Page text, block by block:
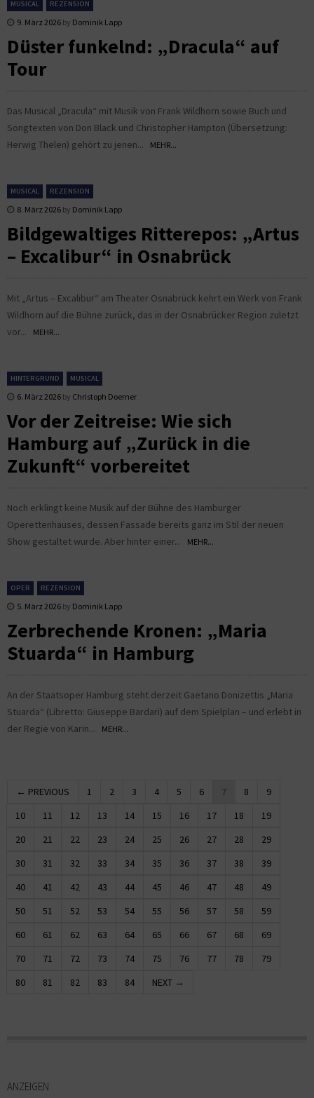
MUSICAL REZENSION
9. März 2026 by Dominik Lapp
Düster funkelnd: „Dracula“ auf
Tour
Das Musical „Dracula“ mit Musik von Frank Wildhorn sowie Buch und
Songtexten von Don Black und Christopher Hampton (Übersetzung:
Herwig Thelen) gehört zu jenen...
MEHR...
MUSICAL REZENSION
8. März 2026 by Dominik Lapp
Bildgewaltiges Ritterepos: „Artus
– Excalibur“ in Osnabrück
Mit „Artus – Excalibur“ am Theater Osnabrück kehrt ein Werk von Frank
Wildhorn auf die Bühne zurück, das in der Osnabrücker Region zuletzt
vor...
MEHR...
HINTERGRUND MUSICAL
6. März 2026 by Christoph Doerner
Vor der Zeitreise: Wie sich
Hamburg auf „Zurück in die
Zukunft“ vorbereitet
Noch erklingt keine Musik auf der Bühne des Hamburger
Operettenhauses, dessen Fassade bereits ganz im Stil der neuen
Show gestaltet wurde. Aber hinter einer...
MEHR...
OPER REZENSION
5. März 2026 by Dominik Lapp
Zerbrechende Kronen: „Maria
Stuarda“ in Hamburg
An der Staatsoper Hamburg steht derzeit Gaetano Donizettis „Maria
Stuarda“ (Libretto: Giuseppe Bardari) auf dem Spielplan – und erlebt in
der Regie von Karin...
MEHR...
← PREVIOUS 1 2 3 4 5 6 7 8
9
10
11 12 13 14 15 16 17 18
19
20
21 22 23 24 25 26 27 28
29
30
31 32 33 34 35 36 37 38
39
40
41 42 43 44 45 46 47 48
49
50
51 52 53 54 55 56 57 58
59
60
61 62 63 64 65 66 67 68
69
70
71 72 73 74 75 76 77 78
79
80
81 82 83 84 NEXT →
ANZEIGEN